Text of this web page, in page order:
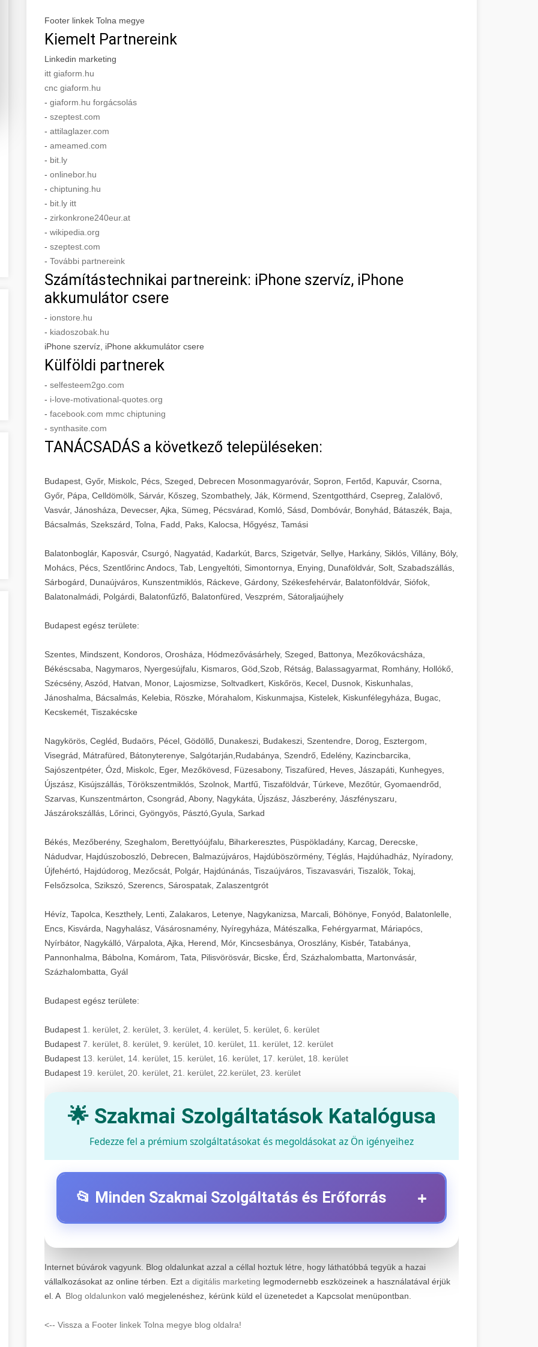
Footer linkek Tolna megye
Kiemelt Partnereink
Linkedin marketing
itt giaform.hu
cnc giaform.hu
- giaform.hu forgácsolás
- szeptest.com
- attilaglazer.com
- ameamed.com
- bit.ly
- onlinebor.hu
- chiptuning.hu
- bit.ly itt
- zirkonkrone240eur.at
- wikipedia.org
- szeptest.com
- További partnereink
Számítástechnikai partnereink: iPhone szervíz, iPhone
akkumulátor csere
- ionstore.hu
- kiadoszobak.hu
iPhone szervíz, iPhone akkumulátor csere
Külföldi partnerek
- selfesteem2go.com
- i-love-motivational-quotes.org
- facebook.com mmc chiptuning
- synthasite.com
TANÁCSADÁS a következő településeken:
Budapest, Győr, Miskolc, Pécs, Szeged, Debrecen Mosonmagyaróvár, Sopron, Fertőd, Kapuvár, Csorna,
Győr, Pápa, Celldömölk, Sárvár, Kőszeg, Szombathely, Ják, Körmend, Szentgotthárd, Csepreg, Zalalövő,
Vasvár, Jánosháza, Devecser, Ajka, Sümeg, Pécsvárad, Komló, Sásd, Dombóvár, Bonyhád, Bátaszék, Baja,
Bácsalmás, Szekszárd, Tolna, Fadd, Paks, Kalocsa, Hőgyész, Tamási
Balatonboglár, Kaposvár, Csurgó, Nagyatád, Kadarkút, Barcs, Szigetvár, Sellye, Harkány, Siklós, Villány, Bóly,
Mohács, Pécs, Szentlőrinc Andocs, Tab, Lengyeltóti, Simontornya, Enying, Dunaföldvár, Solt, Szabadszállás,
Sárbogárd, Dunaújváros, Kunszentmiklós, Ráckeve, Gárdony, Székesfehérvár, Balatonföldvár, Siófok,
Balatonalmádi, Polgárdi, Balatonfűzfő, Balatonfüred, Veszprém, Sátoraljaújhely
Budapest egész területe:
Szentes, Mindszent, Kondoros, Orosháza, Hódmezővásárhely, Szeged, Battonya, Mezőkovácsháza,
Békéscsaba, Nagymaros, Nyergesújfalu, Kismaros, Göd,Szob, Rétság, Balassagyarmat, Romhány, Hollókő,
Szécsény, Aszód, Hatvan, Monor, Lajosmizse, Soltvadkert, Kiskőrös, Kecel, Dusnok, Kiskunhalas,
Jánoshalma, Bácsalmás, Kelebia, Röszke, Mórahalom, Kiskunmajsa, Kistelek, Kiskunfélegyháza, Bugac,
Kecskemét, Tiszakécske
Nagykörös, Cegléd, Budaörs, Pécel, Gödöllő, Dunakeszi, Budakeszi, Szentendre, Dorog, Esztergom,
Visegrád, Mátrafüred, Bátonyterenye, Salgótarján,Rudabánya, Szendrő, Edelény, Kazincbarcika,
Sajószentpéter, Ózd, Miskolc, Eger, Mezőkövesd, Füzesabony, Tiszafüred, Heves, Jászapáti, Kunhegyes,
Újszász, Kisújszállás, Törökszentmiklós, Szolnok, Martfű, Tiszaföldvár, Túrkeve, Mezőtúr, Gyomaendrőd,
Szarvas, Kunszentmárton, Csongrád, Abony, Nagykáta, Újszász, Jászberény, Jászfényszaru,
Jászárokszállás, Lőrinci, Gyöngyös, Pásztó,Gyula, Sarkad
Békés, Mezőberény, Szeghalom, Berettyóújfalu, Biharkeresztes, Püspökladány, Karcag, Derecske,
Nádudvar, Hajdúszoboszló, Debrecen, Balmazújváros, Hajdúböszörmény, Téglás, Hajdúhadház, Nyíradony,
Újfehértó, Hajdúdorog, Mezőcsát, Polgár, Hajdúnánás, Tiszaújváros, Tiszavasvári, Tiszalök, Tokaj,
Felsőzsolca, Szikszó, Szerencs, Sárospatak, Zalaszentgrót
Hévíz, Tapolca, Keszthely, Lenti, Zalakaros, Letenye, Nagykanizsa, Marcali, Böhönye, Fonyód, Balatonlelle,
Encs, Kisvárda, Nagyhalász, Vásárosnamény, Nyíregyháza, Mátészalka, Fehérgyarmat, Máriapócs,
Nyírbátor, Nagykálló, Várpalota, Ajka, Herend, Mór, Kincsesbánya, Oroszlány, Kisbér, Tatabánya,
Pannonhalma, Bábolna, Komárom, Tata, Pilisvörösvár, Bicske, Érd, Százhalombatta, Martonvásár,
Százhalombatta, Gyál
Budapest egész területe:
Budapest 1. kerület 2. kerület 3. kerület 4. kerület 5. kerület 6. kerület
Budapest 7. kerület 8. kerület 9. kerület 10. kerület 11. kerület 12. kerület
Budapest 13. kerület 14. kerület 15. kerület 16. kerület 17. kerület 18. kerület
Budapest 19. kerület 20. kerület 21. kerület 22.kerület 23. kerület
🌟 Szakmai Szolgáltatások Katalógusa
Fedezze fel a prémium szolgáltatásokat és megoldásokat az Ön igényeihez
📂 Minden Szakmai Szolgáltatás és Erőforrás +
Professzionális elektromos roller javítási és karbantartási szolgáltatások. Szakértő
technikusaink minőségi szervízt nyújtanak minden jelentős márkához és modellhez.
📊 2. Online Marketing Ügynökség
digitális hirdetéseket. Növekedés elérése adatvezérelt stratégiákkal.
Internet búvárok vagyunk. Blog oldalunkat azzal a céllal hoztuk létre, hogy láthatóbbá tegyük a hazai
vállalkozásokat az online térben. Ezt a digitális marketing legmodernebb eszközeinek a használatával érjük
el. A Blog oldalunkon való megjelenéshez, kérünk küld el üzenetedet a Kapcsolat menüpontban.
<-- Vissza a Footer linkek Tolna megye blog oldalra!